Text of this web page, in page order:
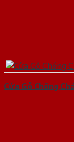
Cửa Gỗ Chống